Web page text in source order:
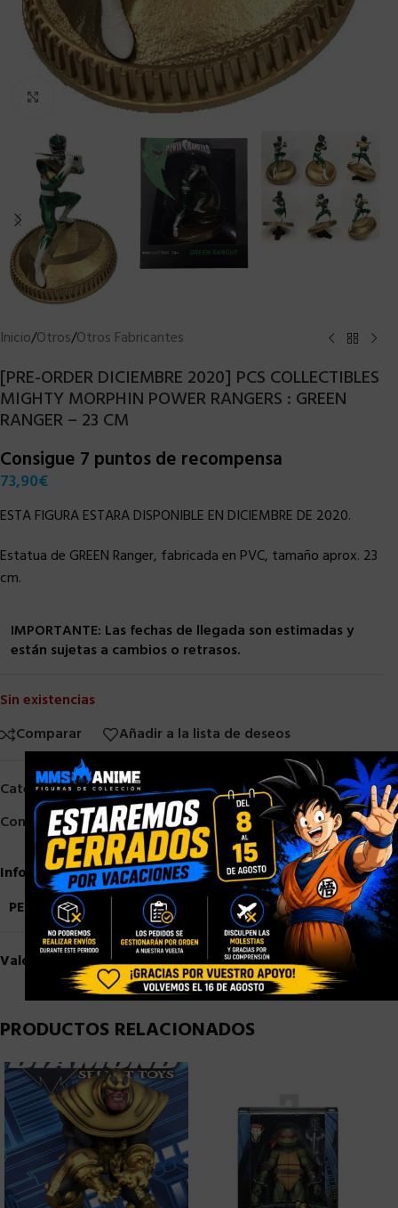
Clic para ampliar
Inicio/Otros/Otros Fabricantes
[PRE-ORDER DICIEMBRE 2020] PCS COLLECTIBLES
MIGHTY MORPHIN POWER RANGERS : GREEN
RANGER – 23 CM
Consigue 7 puntos de recompensa
73,90€
ESTA FIGURA ESTARA DISPONIBLE EN DICIEMBRE DE 2020.
Estatua de GREEN Ranger, fabricada en PVC, tamaño aprox. 23
cm.
IMPORTANTE: Las fechas de llegada son estimadas y
están sujetas a cambios o retrasos.
Sin existencias
Comparar
Añadir a la lista de deseos
Categorías:Otros,Otros Fabricantes
Compartir:
Información adicional
PESO
0,9 kg
Valoraciones (0)
PRODUCTOS RELACIONADOS
×